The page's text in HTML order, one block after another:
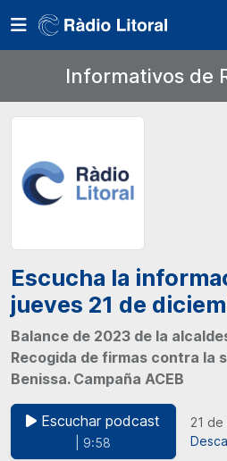
Informativos de
Escucha la
jueves 21 de
Balance de 2023 de la
Recogida de firmas contra la
Benissa. Campaña ACEB
Escuchar podcast
| 9:58
21